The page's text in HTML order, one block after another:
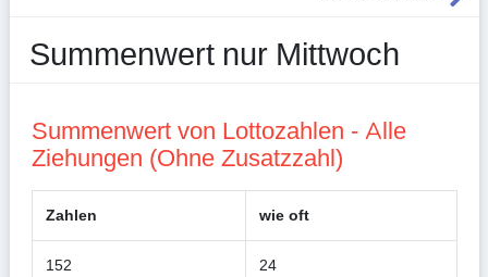
Summenwert nur Mittwoch
Summenwert von Lottozahlen - Alle
Ziehungen (Ohne Zusatzzahl)
Zahlen wie oft
152 24